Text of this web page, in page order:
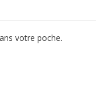
votre poche.